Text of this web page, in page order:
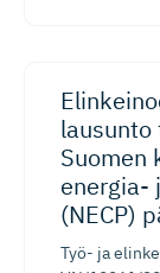
Suomen
energia-
(NECP)
Työ- ja